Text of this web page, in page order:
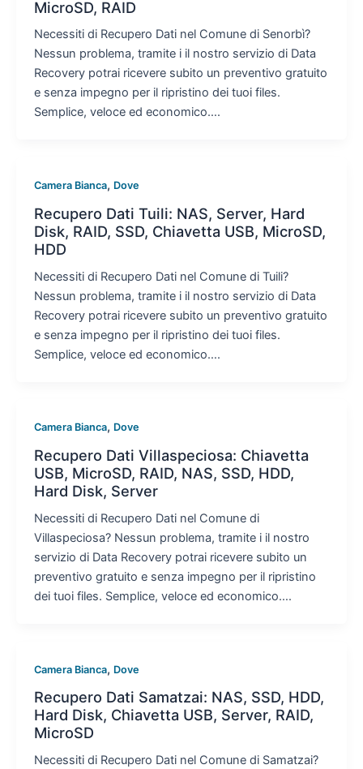
MicroSD, RAID
Necessiti di Recupero Dati nel Comune di Senorbì?
Nessun problema, tramite i il nostro servizio di Data
Recovery potrai ricevere subito un preventivo gratuito
e senza impegno per il ripristino dei tuoi files.
Semplice, veloce ed economico….
Camera Bianca, Dove
Recupero Dati Tuili: NAS, Server, Hard
Disk, RAID, SSD, Chiavetta USB, MicroSD,
HDD
Necessiti di Recupero Dati nel Comune di Tuili?
Nessun problema, tramite i il nostro servizio di Data
Recovery potrai ricevere subito un preventivo gratuito
e senza impegno per il ripristino dei tuoi files.
Semplice, veloce ed economico….
Camera Bianca, Dove
Recupero Dati Villaspeciosa: Chiavetta
USB, MicroSD, RAID, NAS, SSD, HDD,
Hard Disk, Server
Necessiti di Recupero Dati nel Comune di
Villaspeciosa? Nessun problema, tramite i il nostro
servizio di Data Recovery potrai ricevere subito un
preventivo gratuito e senza impegno per il ripristino
dei tuoi files. Semplice, veloce ed economico….
Camera Bianca, Dove
Recupero Dati Samatzai: NAS, SSD, HDD,
Hard Disk, Chiavetta USB, Server, RAID,
MicroSD
Necessiti di Recupero Dati nel Comune di Samatzai?